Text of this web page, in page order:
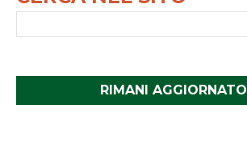
RIMANI AGGIORNATO